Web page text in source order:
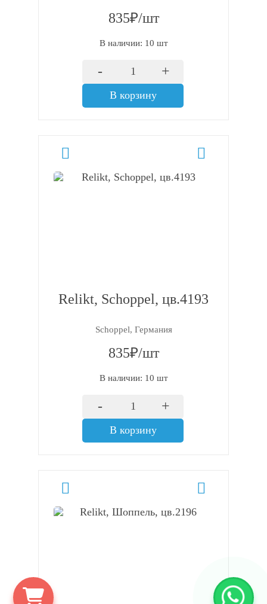
835₽/шт
В наличии: 10 шт
- +
В корзину
Relikt, Schoppel, цв.4193
Schoppel, Германия
835₽/шт
В наличии: 10 шт
- +
В корзину